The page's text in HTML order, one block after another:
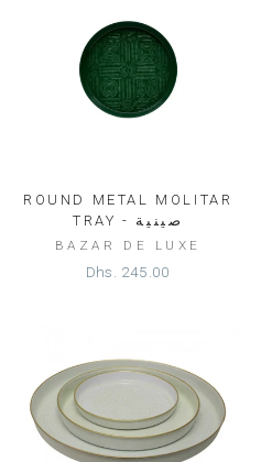
ROUND METAL MOLITAR
TRAY - صينية
BAZAR DE LUXE
Dhs. 245.00